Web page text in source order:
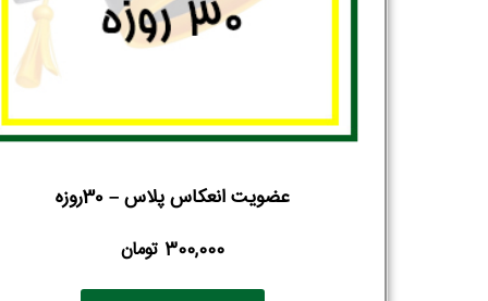
عضویت انعکاس پلاس – 30روزه
300,000 تومان